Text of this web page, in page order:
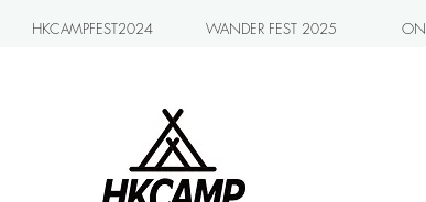
HKCAMPFEST2024 WANDER FEST 2025